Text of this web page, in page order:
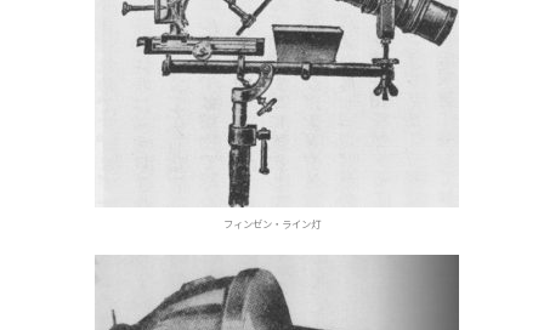
フィンゼン・ライン灯